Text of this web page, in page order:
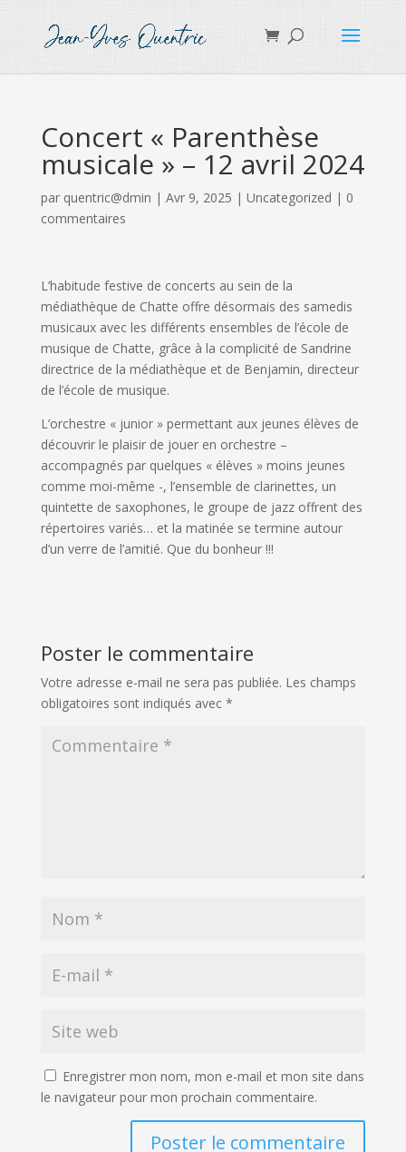
Concert « Parenthèse
musicale » – 12 avril 2024
par quentric@dmin | Avr 9, 2025 | Uncategorized | 0
commentaires
L’habitude festive de concerts au sein de la
médiathèque de Chatte offre désormais des samedis
musicaux avec les différents ensembles de l’école de
musique de Chatte, grâce à la complicité de Sandrine
directrice de la médiathèque et de Benjamin, directeur
de l’école de musique.
L’orchestre « junior » permettant aux jeunes élèves de
découvrir le plaisir de jouer en orchestre –
accompagnés par quelques « élèves » moins jeunes
comme moi-même -, l’ensemble de clarinettes, un
quintette de saxophones, le groupe de jazz offrent des
répertoires variés… et la matinée se termine autour
d’un verre de l’amitié. Que du bonheur !!!
Poster le commentaire
Votre adresse e-mail ne sera pas publiée. Les champs
obligatoires sont indiqués avec *
Enregistrer mon nom, mon e-mail et mon site dans
le navigateur pour mon prochain commentaire.